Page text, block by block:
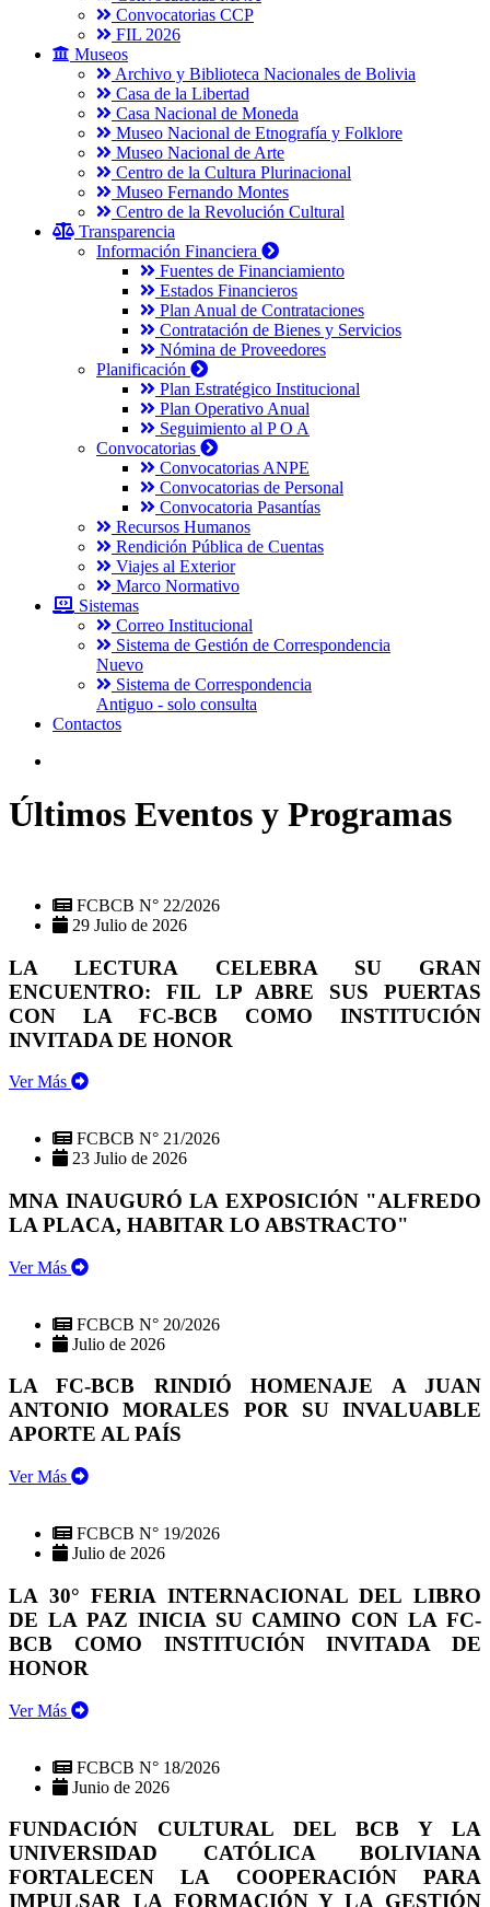
Convocatorias CCP
FIL 2026
Museos
Archivo y Biblioteca Nacionales de Bolivia
Casa de la Libertad
Casa Nacional de Moneda
Museo Nacional de Etnografía y Folklore
Museo Nacional de Arte
Centro de la Cultura Plurinacional
Museo Fernando Montes
Centro de la Revolución Cultural
Transparencia
Información Financiera
Fuentes de Financiamiento
Estados Financieros
Plan Anual de Contrataciones
Contratación de Bienes y Servicios
Nómina de Proveedores
Planificación
Plan Estratégico Institucional
Plan Operativo Anual
Seguimiento al P O A
Convocatorias
Convocatorias ANPE
Convocatorias de Personal
Convocatoria Pasantías
Recursos Humanos
Rendición Pública de Cuentas
Viajes al Exterior
Marco Normativo
Sistemas
Correo Institucional
Sistema de Gestión de Correspondencia
Nuevo
Sistema de Correspondencia
Antiguo - solo consulta
Contactos
Últimos Eventos y Programas
FCBCB N° 22/2026
29 Julio de 2026
LA LECTURA CELEBRA SU GRAN
ENCUENTRO: FIL LP ABRE SUS PUERTAS
CON LA FC-BCB COMO INSTITUCIÓN
INVITADA DE HONOR
Ver Más
FCBCB N° 21/2026
23 Julio de 2026
MNA INAUGURÓ LA EXPOSICIÓN "ALFREDO
LA PLACA, HABITAR LO ABSTRACTO"
Ver Más
FCBCB N° 20/2026
Julio de 2026
LA FC-BCB RINDIÓ HOMENAJE A JUAN
ANTONIO MORALES POR SU INVALUABLE
APORTE AL PAÍS
Ver Más
FCBCB N° 19/2026
Julio de 2026
LA 30° FERIA INTERNACIONAL DEL LIBRO
DE LA PAZ INICIA SU CAMINO CON LA FC-
BCB COMO INSTITUCIÓN INVITADA DE
HONOR
Ver Más
FCBCB N° 18/2026
Junio de 2026
FUNDACIÓN CULTURAL DEL BCB Y LA
UNIVERSIDAD CATÓLICA BOLIVIANA
FORTALECEN LA COOPERACIÓN PARA
IMPULSAR LA FORMACIÓN Y LA GESTIÓN